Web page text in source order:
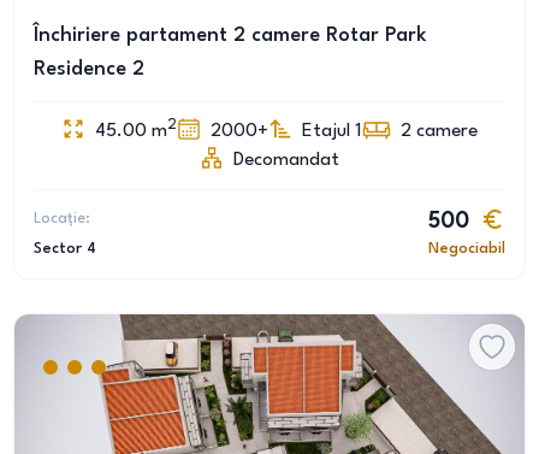
Închiriere partament 2 camere Rotar Park
Residence 2
45.00 m2 2000+ Etajul 1 2 camere
Decomandat
Locație:
Sector 4
500
Negociabil